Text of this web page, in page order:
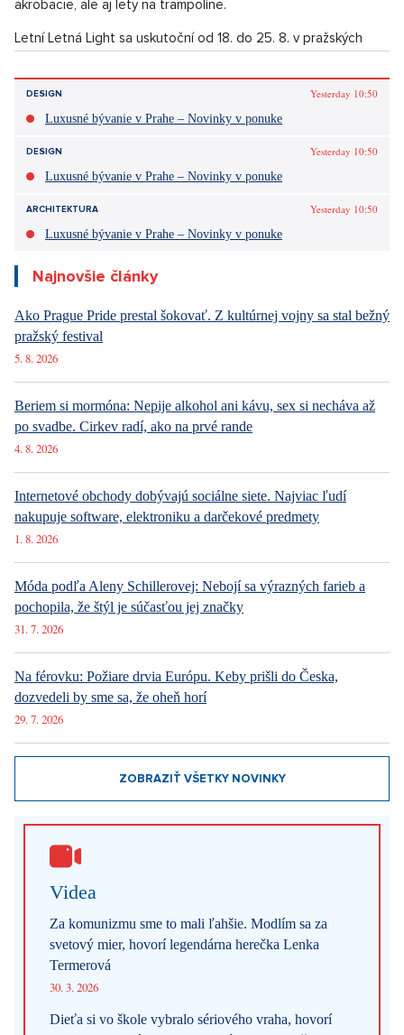
OTVORIŤ V GALÉRII (2)
Cirk La Putyka nebude chybět na Letné ani letos.
Source: archiv Letní Letná/Jiří Šeda
Inscenáciu Kaleidoscope zostavoval uznávaný súbor počas
koronavírusovej pandémie. Výsledkom je „krasohľad“, v ktorom
sa ako farebné odlesky striedajú šialené skoky na obrom
teeterboarde, skupinové tanečné choreografie, závesné
akrobacie, ale aj lety na trampolíne.
Letní Letná Light sa uskutoční od 18. do 25. 8. v pražských
v predaji už teraz na webových stránkach festivalu.
Páčil sa vám článok?
Vstúpiť do diskusie
Letní Letná
https://letniletna.cz/cs/
DESIGN
Yesterday 10:50
Luxusné bývanie v Prahe – Novinky v ponuke
Luxusné bývanie v Prahe – Novinky v ponuke